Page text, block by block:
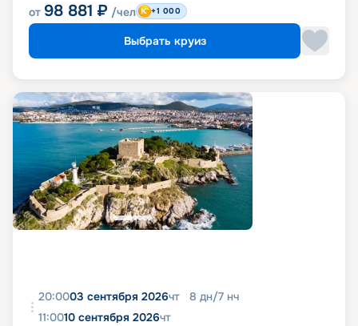
от 98 881 ₽ /чел +1 000
Выбрать круиз
20:0003 сентября 2026чт 8 дн/7 нч
11:0010 сентября 2026чт